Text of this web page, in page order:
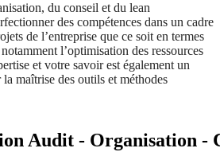
du conseil et du lean
des compétences dans un cadre
de l’entreprise que ce soit en termes
l’optimisation des ressources
et votre savoir est également un
maîtrise des outils et méthodes
Audit - Organisation -